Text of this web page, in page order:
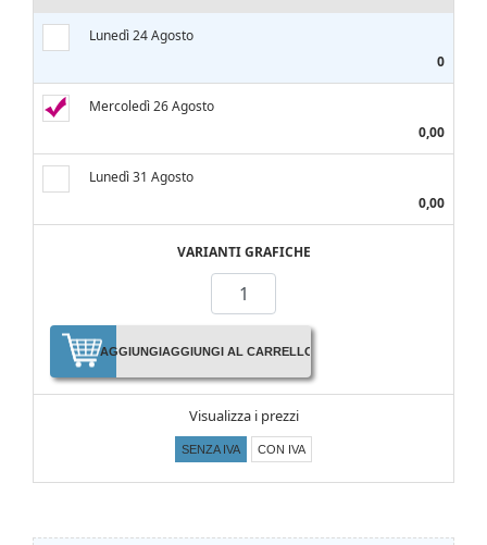
Lunedì 24 Agosto
0
Mercoledì 26 Agosto
0,00
Lunedì 31 Agosto
0,00
VARIANTI GRAFICHE
AGGIUNGIAGGIUNGI AL CARRELLO
Visualizza i prezzi
SENZA IVA CON IVA